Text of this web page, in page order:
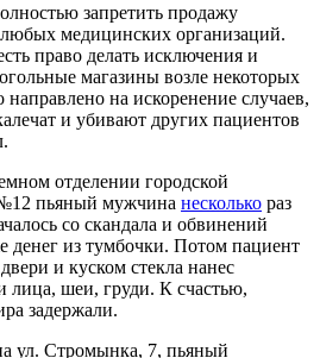
запретить продажу
любых медицинских организаций.
право делать исключения и
магазины возле некоторых
на искоренение случаев,
и убивают других пациентов
отделении городской
пьяный мужчина несколько раз
со скандала и обвинений
из тумбочки. Потом пациент
и куском стекла нанес
шеи, груди. К счастью,
задержали.
ул. Стромынка, 7, пьяный